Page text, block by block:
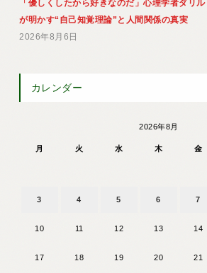
「優しくしたから好きなのだ」心理学者ダリ
が明かす“自己知覚理論”と人間関係の真実
2026年8月6日
カレンダー
2026年8月
月 火 水 木 金
3 4 5 6 7
10 11 12 13 14
17 18 19 20 21